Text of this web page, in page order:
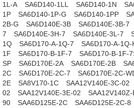
1L-A
SA6D140-1LL SA6D140-1N
1P
SA6D140-1P-G SA6D140-1PP
2B-G
SA6D140E-3B SA6D140E-3B-7
7
SA6D140E-3H-7 SA6D140E-3L-7
1Q
SA6D170-A-1Q-7 SA6D170-A-1Q-
1F
SA6D170-B-1F-7 SA6D170-B-1F-
SP
SA6D170E-2A SA6D170E-2B
2C
SA6D170E-2C-7 SA6D170E-2C-
2E
SA8V170-1C SAA12V140E-3C-02
02
SAA12V140E-3E-02
90
SAA6D125E-2C SAA6D125E-2C-8